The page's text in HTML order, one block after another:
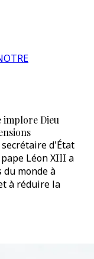
implore Dieu
d'État
Léon XIII a
monde à
à réduire la